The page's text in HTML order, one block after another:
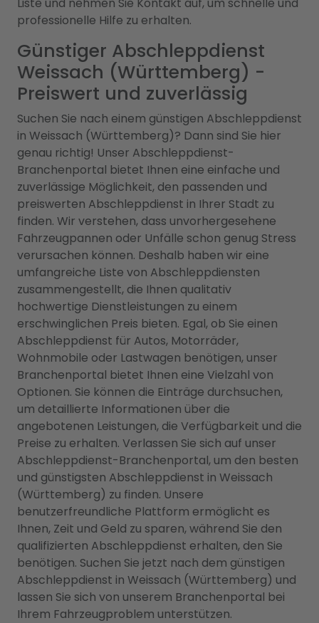
professionelle Hilfe zu erhalten.
Günstiger Abschleppdienst
Weissach (Württemberg) -
Preiswert und zuverlässig
Suchen Sie nach einem günstigen Abschleppdienst
in Weissach (Württemberg)? Dann sind Sie hier
genau richtig! Unser Abschleppdienst-
Branchenportal bietet Ihnen eine einfache und
zuverlässige Möglichkeit, den passenden und
preiswerten Abschleppdienst in Ihrer Stadt zu
finden. Wir verstehen, dass unvorhergesehene
Fahrzeugpannen oder Unfälle schon genug Stress
verursachen können. Deshalb haben wir eine
umfangreiche Liste von Abschleppdiensten
zusammengestellt, die Ihnen qualitativ
hochwertige Dienstleistungen zu einem
erschwinglichen Preis bieten. Egal, ob Sie einen
Abschleppdienst für Autos, Motorräder,
Wohnmobile oder Lastwagen benötigen, unser
Branchenportal bietet Ihnen eine Vielzahl von
Optionen. Sie können die Einträge durchsuchen,
um detaillierte Informationen über die
angebotenen Leistungen, die Verfügbarkeit und die
Preise zu erhalten. Verlassen Sie sich auf unser
Abschleppdienst-Branchenportal, um den besten
und günstigsten Abschleppdienst in Weissach
(Württemberg) zu finden. Unsere
benutzerfreundliche Plattform ermöglicht es
Ihnen, Zeit und Geld zu sparen, während Sie den
qualifizierten Abschleppdienst erhalten, den Sie
benötigen. Suchen Sie jetzt nach dem günstigen
Abschleppdienst in Weissach (Württemberg) und
lassen Sie sich von unserem Branchenportal bei
Ihrem Fahrzeugproblem unterstützen.